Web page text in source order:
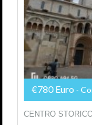
€780 Euro -
CENTRO